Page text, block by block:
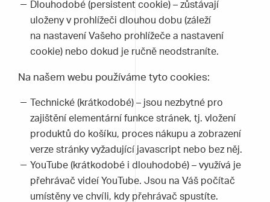
Dlouhodobé (persistent cookie) – zůstávají
uloženy v prohlížeči dlouhou dobu (záleží
na nastavení Vašeho prohlížeče a nastavení
cookie) nebo dokud je ručně neodstraníte.
Na našem webu používáme tyto cookies:
Technické (krátkodobé) – jsou nezbytné pro
zajištění elementární funkce stránek, tj. vložení
produktů do košíku, proces nákupu a zobrazení
verze stránky vyžadující javascript nebo bez něj.
YouTube (krátkodobé i dlouhodobé) – využívá je
přehrávač videí YouTube. Jsou na Váš počítač
umístěny ve chvíli, kdy přehrávač spustíte.